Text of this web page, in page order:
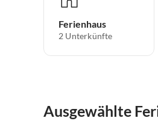
Ferienhaus
2 Unterkünfte
Ausgewählte